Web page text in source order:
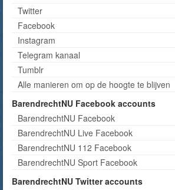
Twitter
Facebook
Instagram
Telegram kanaal
Tumblr
Alle manieren om op de hoogte te blijven
BarendrechtNU Facebook accounts
BarendrechtNU Facebook
BarendrechtNU Live Facebook
BarendrechtNU 112 Facebook
BarendrechtNU Sport Facebook
BarendrechtNU Twitter accounts